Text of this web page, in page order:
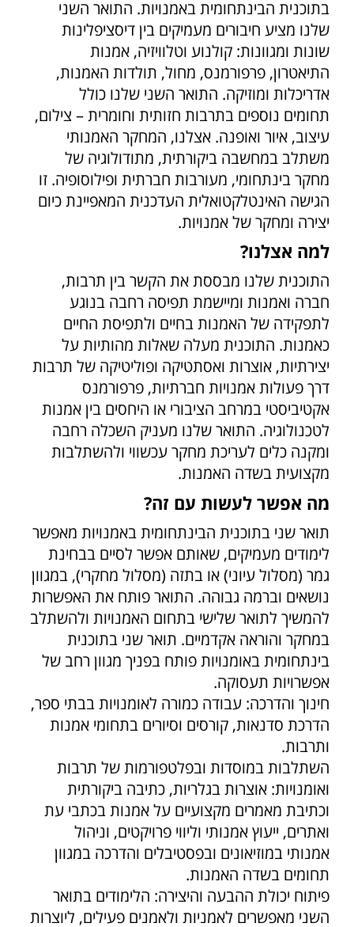
בתוכנית הבינתחומית באמנויות. התואר השני
שלנו מציע חיבורים מעמיקים בין דיסציפלינות
שונות ומגוונות: קולנוע וטלוויזיה, אמנות
התיאטרון, פרפורמנס, מחול, תולדות האמנות,
אדריכלות ומוזיקה. התואר השני שלנו כולל
תחומים נוספים בתרבות חזותית וחומרית – צילום,
עיצוב, איור ואופנה. אצלנו, המחקר האמנותי
משתלב במחשבה ביקורתית, מתודולוגיה של
מחקר בינתחומי, מעורבות חברתית ופילוסופיה. זו
הגישה האינטלקטואלית העדכנית המאפיינת כיום
יצירה ומחקר של אמנויות.
למה אצלנו?
התוכנית שלנו מבססת את הקשר בין תרבות,
חברה ואמנות ומיישמת תפיסה רחבה בנוגע
לתפקידה של האמנות בחיים ולתפיסת החיים
כאמנות. התוכנית מעלה שאלות מהותיות על
יצירתיות, אוצרות ואסתטיקה ופוליטיקה של תרבות
דרך פעולות אמנויות חברתיות, פרפורמנס
אקטיביסטי במרחב הציבורי או היחסים בין אמנות
לטכנולוגיה. התואר שלנו מעניק השכלה רחבה
ומקנה כלים לעריכת מחקר עכשווי ולהשתלבות
מקצועית בשדה האמנות.
מה אפשר לעשות עם זה?
תואר שני בתוכנית הבינתחומית באמנויות מאפשר
לימודים מעמיקים, שאותם אפשר לסיים בבחינת
גמר (מסלול עיוני) או בתזה (מסלול מחקרי), במגוון
נושאים וברמה גבוהה. התואר פותח את האפשרות
להמשיך לתואר שלישי בתחום האמנויות ולהשתלב
במחקר והוראה אקדמיים. תואר שני בתוכנית
בינתחומית באומנויות פותח בפניך מגוון רחב של
אפשרויות תעסוקה.
חינוך והדרכה: עבודה כמורה לאומנויות בבתי ספר,
הדרכת סדנאות, קורסים וסיורים בתחומי אמנות
ותרבות.
השתלבות במוסדות ובפלטפורמות של תרבות
ואומנויות: אוצרות בגלריות, כתיבה ביקורתית
וכתיבת מאמרים מקצועיים על אמנות בכתבי עת
ואתרים, ייעוץ אמנותי וליווי פרויקטים, וניהול
אמנותי במוזיאונים ובפסטיבלים והדרכה במגוון
תחומים בשדה האמנות.
פיתוח יכולת ההבעה והיצירה: הלימודים בתואר
השני מאפשרים לאמניות ולאמנים פעילים, ליוצרות